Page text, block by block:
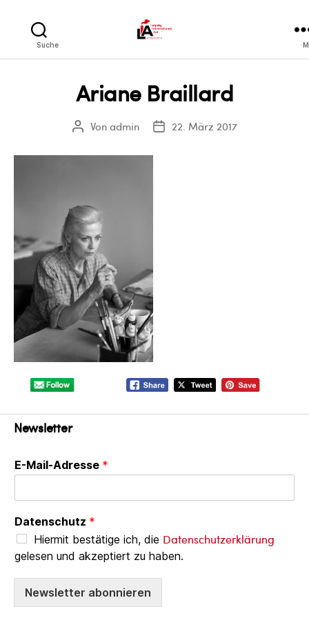
Suche
Ariane Braillard
Beitragsautor
Von admin Veröffentlichungsdatum
22. März 2017
Newsletter
E-Mail-Adresse *
Datenschutz *
Hiermit bestätige ich, die Datenschutzerklärung
gelesen und akzeptiert zu haben.
Newsletter abonnieren